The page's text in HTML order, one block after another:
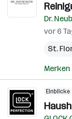
Dr.
vor 6
St.
Merken
Einblicke